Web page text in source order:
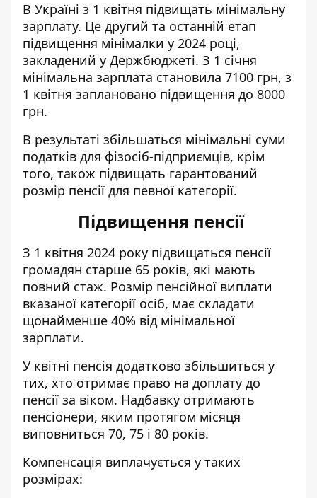
В Україні з 1 квітня підвищать мінімальну
зарплату. Це другий та останній етап
підвищення мінімалки у 2024 році,
закладений у Держбюджеті. З 1 січня
мінімальна зарплата становила 7100 грн, з
1 квітня заплановано підвищення до 8000
грн.
В результаті збільшаться мінімальні суми
податків для фізосіб-підприємців, крім
того, також підвищать гарантований
розмір пенсії для певної категорії.
Підвищення пенсії
З 1 квітня 2024 року підвищаться пенсії
громадян старше 65 років, які мають
повний стаж. Розмір пенсійної виплати
вказаної категорії осіб, має складати
щонайменше 40% від мінімальної
зарплати.
У квітні пенсія додатково збільшиться у
тих, хто отримає право на доплату до
пенсії за віком. Надбавку отримають
пенсіонери, яким протягом місяця
виповниться 70, 75 і 80 років.
Компенсація виплачується у таких
розмірах: